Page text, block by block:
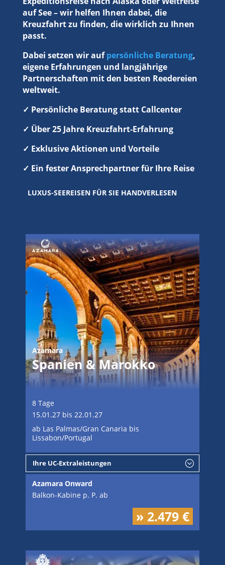
auf See – wir helfen Ihnen dabei, die
Kreuzfahrt zu finden, die wirklich zu Ihnen
passt.
Dabei setzen wir aufpersönliche Beratung,
eigene Erfahrungen und langjährige
Partnerschaften mit den besten Reedereien
weltweit.
✓ Persönliche Beratung statt Callcenter
✓ Über 25 Jahre Kreuzfahrt-Erfahrung
✓ Exklusive Aktionen und Vorteile
✓ Ein fester Ansprechpartner für Ihre Reise
LUXUS-SEEREISEN FÜR SIE HANDVERLESEN
Azamara
Spanien & Marokko
8 Tage
15.01.27 bis 22.01.27
ab Las Palmas/Gran Canaria bis
Lissabon/Portugal
Ihre UC-Extraleistungen
Azamara Onward
Balkon-Kabine p. P. ab
» 2.479 €